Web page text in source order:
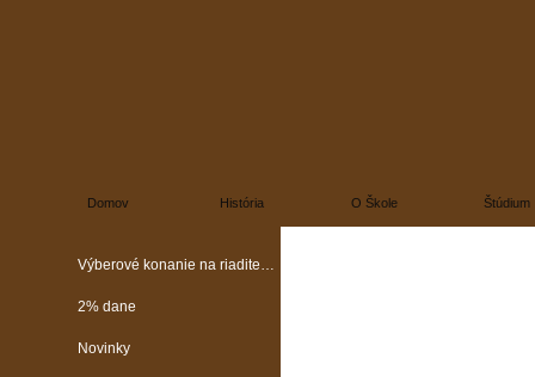
Domov História O Škole Štúdium
Výberové konanie na riaditeľa školy
2% dane
Novinky